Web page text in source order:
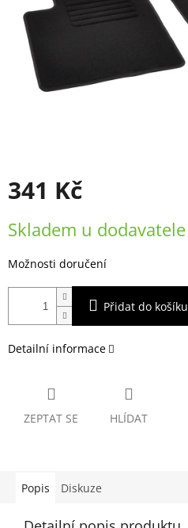
341 Kč
cena:
Skladem u dodavatele
Možnosti doručení
Přidat do košíku
Detailní informace
ZEPTAT SE HLÍDAT
Popis Diskuze